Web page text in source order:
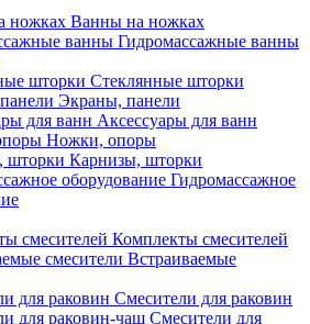
Ванны на ножках
Гидромассажные ванны
Стеклянные шторки
Экраны, панели
Аксессуары для ванн
Ножки, опоры
Карнизы, шторки
Гидромассажное
Комплекты смесителей
Встраиваемые
Смесители для раковин
Смесители для